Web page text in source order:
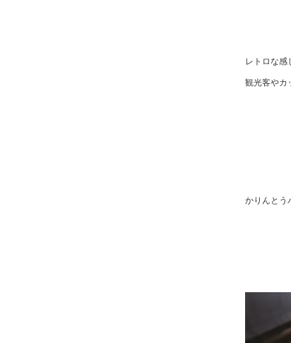
レトロな感
観光客やカ
かりんとう